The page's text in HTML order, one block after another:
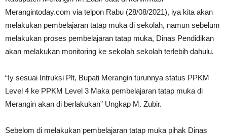
Merangintoday.com via telpon Rabu (28/08/2021), iya kita akan
melakukan pembelajaran tatap muka di sekolah, namun sebelum
melakukan proses pembelajaran tatap muka, Dinas Pendidikan
akan melakukan monitoring ke sekolah sekolah terlebih dahulu.
“Iy sesuai Intruksi Plt, Bupati Merangin turunnya status PPKM
Level 4 ke PPKM Level 3 Maka pembelajaran tatap muka di
Merangin akan di berlakukan” Ungkap M. Zubir.
Sebelom di melakukan pembelajaran tatap muka pihak Dinas